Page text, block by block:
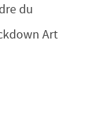
du
Art